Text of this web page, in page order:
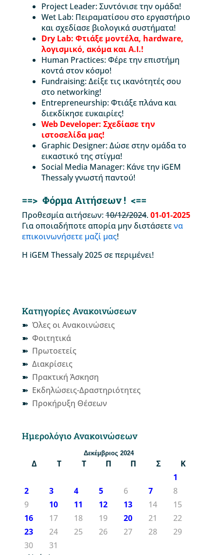
Project Leader: Συντόνισε την ομάδα!
Wet Lab: Πειραματίσου στο εργαστήριο
και σχεδίασε βιολογικά συστήματα!
Dry Lab: Φτιάξε μοντέλα, hardware,
λογισμικό, ακόμα και A.I.!
Human Practices: Φέρε την επιστήμη
κοντά στον κόσμο!
Fundraising: Δείξε τις ικανότητές σου
στο networking!
Entrepreneurship: Φτιάξε πλάνα και
διεκδίκησε ευκαιρίες!
Web Developer: Σχεδίασε την
ιστοσελίδα μας!
Graphic Designer: Δώσε στην ομάδα το
εικαστικό της στίγμα!
Social Media Manager: Κάνε την iGEM
Thessaly γνωστή παντού!
==> Φόρμα Αιτήσεων ! <==
Προθεσμία αιτήσεων:10/12/2024.01-01-2025
Για οποιαδήποτε απορία μην διστάσετενα
επικοινωνήσετε μαζί μας!
Η iGEM Thessaly 2025 σε περιμένει!
Κατηγορίες Ανακοινώσεων
Όλες οι Ανακοινώσεις
Φοιτητικά
Πρωτοετείς
Διακρίσεις
Πρακτική Άσκηση
Εκδηλώσεις-Δραστηριότητες
Προκήρυξη Θέσεων
Ημερολόγιο Ανακοινώσεων
Δεκέμβριος 2024
Δ Τ Τ Π Π Σ
Κ
1
2
3 4 5 6 7
8
9
10 11 12 13 14
15
16
17 18 19 20 21
22
23
24 25 26 27 28
29
30
31